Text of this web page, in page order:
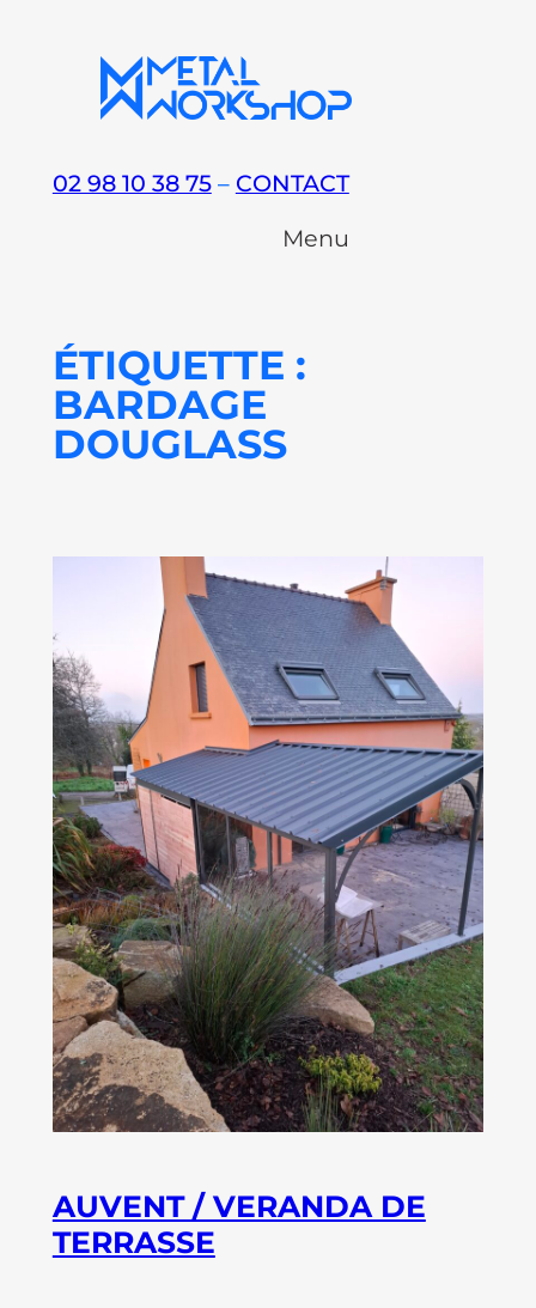
contenu
02 98 10 38 75– CONTACT
Menu
ÉTIQUETTE :
BARDAGE
DOUGLASS
AUVENT / VERANDA DE
TERRASSE